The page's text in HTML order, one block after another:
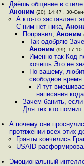
Даёшь общение в
Аноним (20), 14:47 , 30-
А кто-то заставляет
С ним нет ника,
Поправил, Аноним
Так одобряю
Аноним (99), 17:10
Именно так Код
хочешь Это не
По вашему,
свободное
И тут
написания
Зачем банить,
Для тех кто помнит
А почему они
протяжении всех этих
Гранты кончились
USAID
Эмоциональный